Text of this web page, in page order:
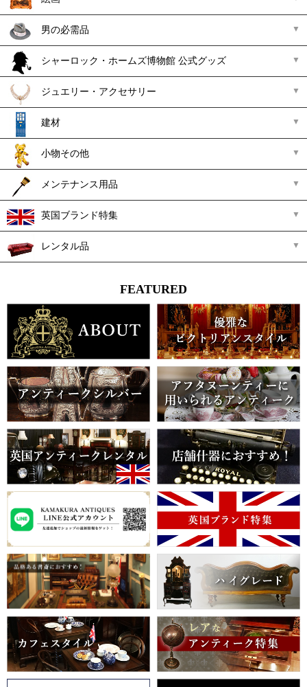
男の必需品
シャーロック・ホームズ博物館 公式グッズ
ジュエリー・アクセサリー
建材
小物その他
メンテナンス用品
英国ブランド特集
レンタル品
FEATURED